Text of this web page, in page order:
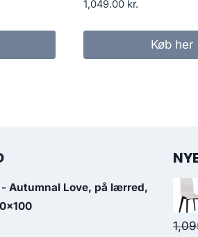
1,049.00 kr.
Køb her
Autumnal Love, på lærred,